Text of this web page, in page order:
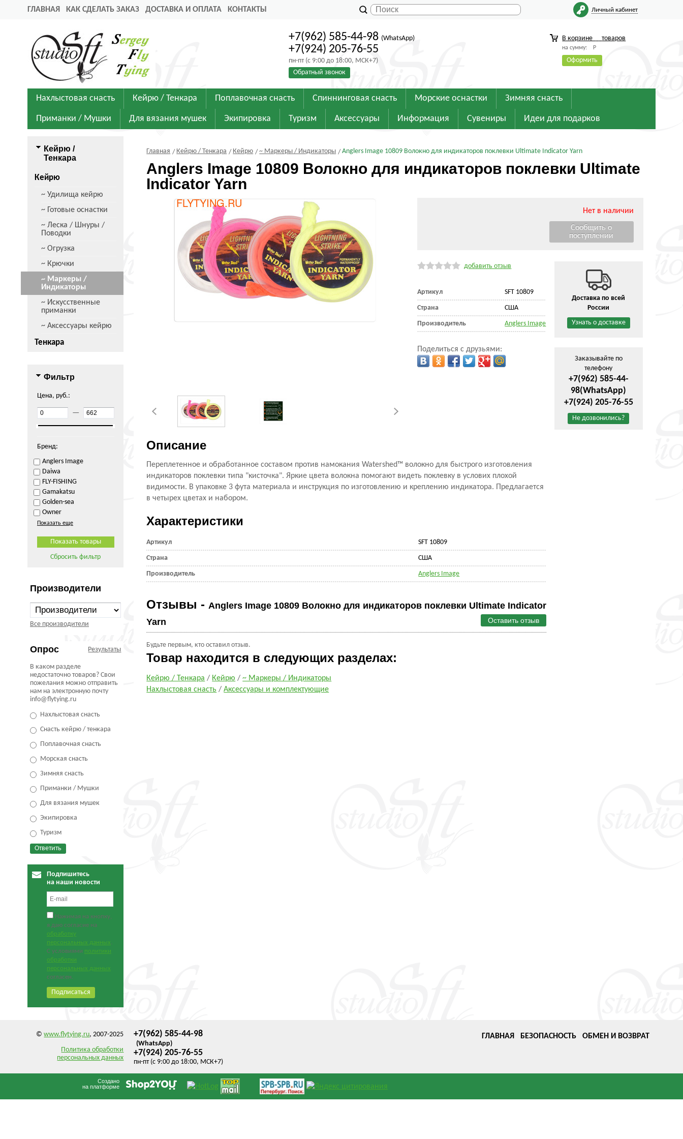
ГЛАВНАЯ КАК СДЕЛАТЬ ЗАКАЗ ДОСТАВКА И ОПЛАТА КОНТАКТЫ Личный кабинет
+7(962) 585-44-98 (WhatsApp)
+7(924) 205-76-55
пн-пт (с 9:00 до 18:00, МСК+7)
Обратный звонок
В корзине товаров
на сумму: Р
Оформить
Нахлыстовая снасть Кейрю / Тенкара Поплавочная снасть Спиннинговая снасть Морские оснастки Зимняя снасть
Приманки / Мушки Для вязания мушек Экипировка Туризм Аксессуары Информация Сувениры Идеи для подарков
Кейрю /
Тенкара
Кейрю
~ Удилища кейрю
~ Готовые оснастки
~ Леска / Шнуры /
Поводки
~ Огрузка
~ Крючки
~ Маркеры /
Индикаторы
~ Искусственные
приманки
~ Аксессуары кейрю
Тенкара
Фильтр
Цена, руб.:
—
Бренд:
Anglers Image
Daiwa
FLY-FISHING
Gamakatsu
Golden-sea
Owner
Показать еще
Сбросить фильтр
Производители
Все производители
Опрос Результаты
В каком разделе
недостаточно товаров? Свои
пожелания можно отправить
нам на электронную почту
info@flytying.ru
Нахлыстовая снасть
Снасть кейрю / тенкара
Поплавочная снасть
Морская снасть
Зимняя снасть
Приманки / Мушки
Для вязания мушек
Экипировка
Туризм
Подпишитесь
на наши новости
Нажимая на кнопку,
я даю согласие на
обработку
персональных данных.
С условиями политики
обработки
персональных данных
согласен.
Главная Кейрю / Тенкара Кейрю ~ Маркеры / Индикаторы Anglers Image 10809 Волокно для индикаторов поклевки Ultimate Indicator Yarn
Anglers Image 10809 Волокно для индикаторов поклевки Ultimate
Indicator Yarn
Нет в наличии
добавить отзыв
Артикул SFT 10809
Страна CША
Производитель Anglers Image
Поделиться с друзьями:
Описание
Переплетенное и обработанное составом против намокания Watershed™ волокно для быстрого изготовления
индикаторов поклевки типа "кисточка". Яркие цвета волокна помогают видеть поклевку в услових плохой
видимости. В упаковке 3 фута материала и инструкция по изготовлению и креплению индикатора. Предлагается
в четырех цветах и набором.
Характеристики
Артикул SFT 10809
Страна CША
Производитель Anglers Image
Отзывы - Anglers Image 10809 Волокно для индикаторов поклевки Ultimate Indicator
Yarn
Оставить отзыв
Будьте первым, кто оставил отзыв.
Доставка по всей
России
Узнать о доставке
Заказывайте по
телефону
+7(962) 585-44-
98(WhatsApp)
+7(924) 205-76-55
Не дозвонились?
Товар находится в следующих разделах:
Кейрю / Тенкара / Кейрю /~ Маркеры / Индикаторы
Нахлыстовая снасть /Аксессуары и комплектующие
©www.flytying.ru, 2007-2025
Политика обработки
персональных данных
+7(962) 585-44-98
(WhatsApp)
+7(924) 205-76-55
пн-пт (с 9:00 до 18:00, МСК+7)
ГЛАВНАЯ БЕЗОПАСНОСТЬ ОБМЕН И ВОЗВРАТ
Создано
на платформе